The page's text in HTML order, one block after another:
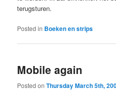
terugsturen.
Posted in Boeken en strips
Mobile again
Posted onThursday March 5th,